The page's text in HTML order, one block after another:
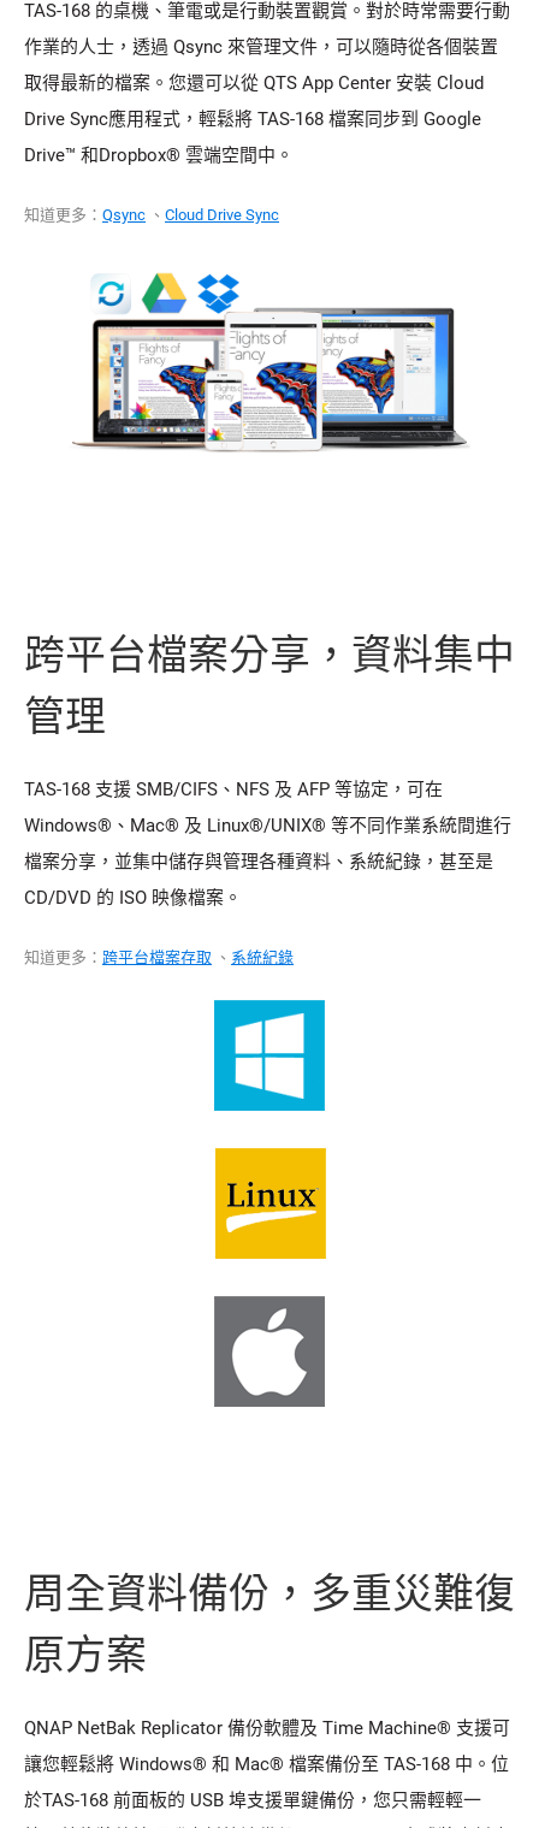
TAS-168 的桌機、筆電或是行動裝置觀賞。對於時常需要行動
作業的人士，透過 Qsync 來管理文件，可以隨時從各個裝置
取得最新的檔案。您還可以從 QTS App Center 安裝 Cloud
Drive Sync應用程式，輕鬆將 TAS-168 檔案同步到 Google
Drive™ 和Dropbox® 雲端空間中。
知道更多： Qsync 、 Cloud Drive Sync
跨平台檔案分享，資料集中
管理
TAS-168 支援 SMB/CIFS、NFS 及 AFP 等協定，可在
Windows®、Mac® 及 Linux®/UNIX® 等不同作業系統間進行
檔案分享，並集中儲存與管理各種資料、系統紀錄，甚至是
CD/DVD 的 ISO 映像檔案。
知道更多： 跨平台檔案存取 、 系統紀錄
周全資料備份，多重災難復
原方案
QNAP NetBak Replicator 備份軟體及 Time Machine® 支援可
讓您輕鬆將 Windows® 和 Mac® 檔案備份至 TAS-168 中。位
於TAS-168 前面板的 USB 埠支援單鍵備份，您只需輕輕一